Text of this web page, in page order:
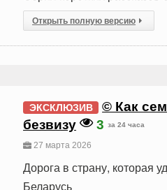
Открыть полную версию
ЭКСКЛЮЗИВ
© Как
безвизу
3 за 24 часа
27 марта 2026
Дорога в страну, которая
Беларусь